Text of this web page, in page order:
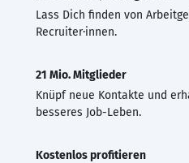
Lass Dich finden von
Recruiter·innen.
21 Mio. Mitglieder
Knüpf neue Kontakte und
besseres Job-Leben.
Kostenlos profitieren